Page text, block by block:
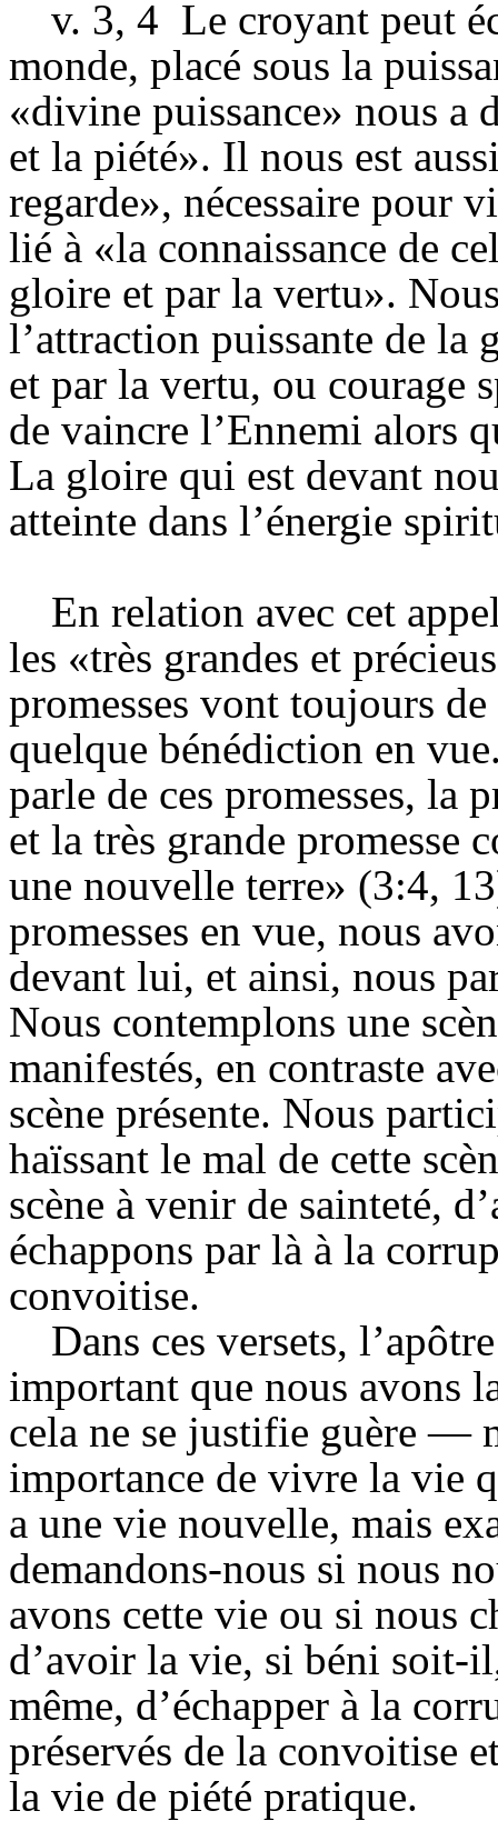
v. 3, 4 Le croyant peut
monde, placé sous la
«divine puissance» nous a
et la piété». Il nous est
regarde», nécessaire pour
lié à «la connaissance de
gloire et par la vertu».
l’attraction puissante de la
et par la vertu, ou courage
de vaincre l’Ennemi alors
La gloire qui est devant
atteinte dans l’énergie
En relation avec cet
les «très grandes et
promesses vont toujours
quelque bénédiction en
parle de ces promesses, la
et la très grande promesse
une nouvelle terre» (3:4,
promesses en vue, nous
devant lui, et ainsi, nous
Nous contemplons une
manifestés, en contraste
scène présente. Nous
haïssant le mal de cette
scène à venir de sainteté,
échappons par là à la
convoitise.
Dans ces versets,
important que nous avons
cela ne se justifie guère —
importance de vivre la vie
a une vie nouvelle, mais
demandons-nous si nous
avons cette vie ou si nous
d’avoir la vie, si béni soit-
même, d’échapper à la
préservés de la convoitise
la vie de piété pratique.